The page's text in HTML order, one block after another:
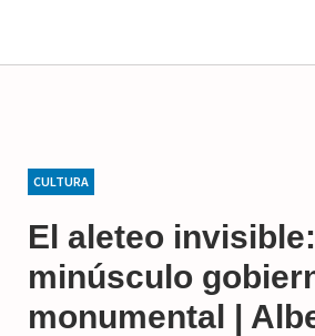
CULTURA
El aleteo
minúsculo
monumental |